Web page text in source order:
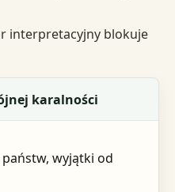
interpretacyjny blokuje
karalności
wyjątki od